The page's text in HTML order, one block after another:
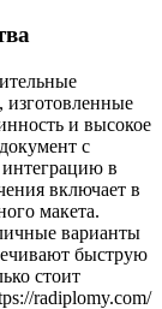
изготовленные
и высокое
с
в
включает в
макета.
варианты
быструю
стоит
radiplomy.com/